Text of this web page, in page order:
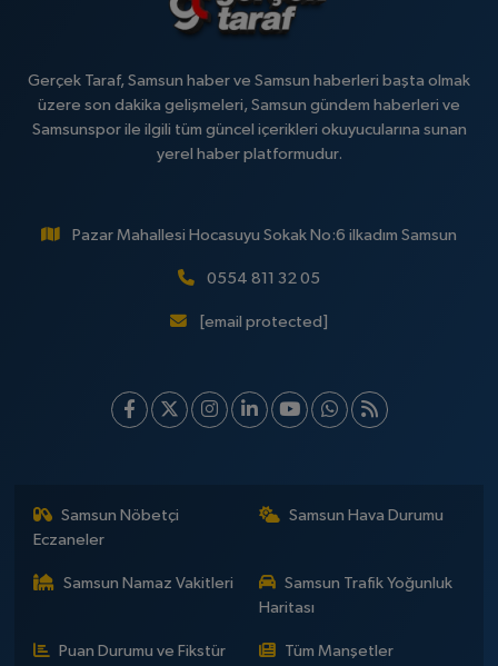
Gerçek Taraf, Samsun haber ve Samsun haberleri başta olmak
üzere son dakika gelişmeleri, Samsun gündem haberleri ve
Samsunspor ile ilgili tüm güncel içerikleri okuyucularına sunan
yerel haber platformudur.
Pazar Mahallesi Hocasuyu Sokak No:6 ilkadım Samsun
0554 811 32 05
[email protected]
Samsun Nöbetçi
Eczaneler
Samsun Hava Durumu
Samsun Namaz Vakitleri
Samsun Trafik Yoğunluk
Haritası
Puan Durumu ve Fikstür Tüm Manşetler